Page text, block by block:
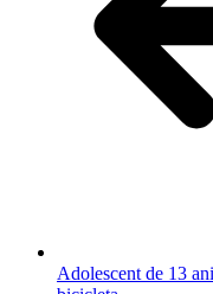
Adolescent de 13